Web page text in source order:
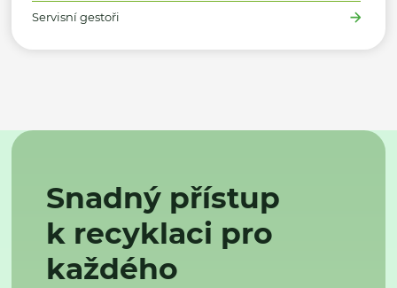
Servisní gestoři
Snadný přístup
k recyklaci pro
každého